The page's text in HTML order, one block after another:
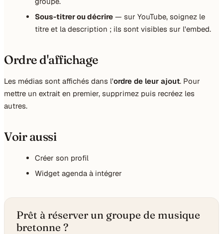
Sous-titrer ou décrire — sur YouTube, soignez le
titre et la description ; ils sont visibles sur l'embed.
Ordre d'affichage
Les médias sont affichés dans l'ordre de leur ajout. Pour
mettre un extrait en premier, supprimez puis recréez les
autres.
Voir aussi
Créer son profil
Widget agenda à intégrer
Prêt à réserver un groupe de musique
bretonne ?